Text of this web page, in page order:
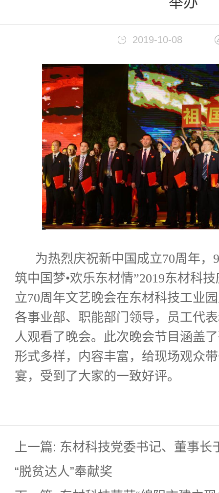
2019-10-08
为热烈庆祝新中国成立70周年， 9
筑中国梦•欢乐东材情”2019东材科
立70周年文艺晚会在东材科技工业
各事业部、职能部门领导，员工代
人观看了晚会。此次晚会节目涵盖
形式多样，内容丰富，给现场观众
宴，受到了大家的一致好评。
上一篇: 东材科技党委书记、董事长
“脱贫达人”奉献奖